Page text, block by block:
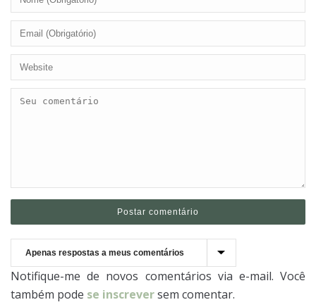
Notifique-me de novos comentários via e-mail. Você
também pode se inscreversem comentar.